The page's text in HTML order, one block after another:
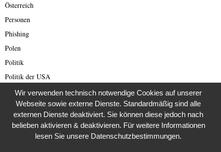
Österreich
Personen
Phishing
Polen
Politik
Politik der USA
Pressefreiheit
Promis und Royals
RAF
Rechtsradikale
Wir verwenden technisch notwendige Cookies auf unserer
Webseite sowie externe Dienste. Standardmäßig sind alle
externen Dienste deaktiviert. Sie können diese jedoch nach
belieben aktivieren & deaktivieren. Für weitere Informationen
lesen Sie unsere Datenschutzbestimmungen.